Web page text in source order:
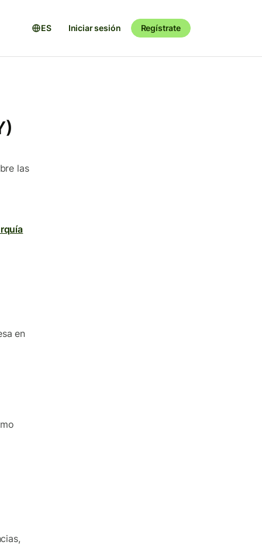
ES Iniciar sesión Regístrate
las
en